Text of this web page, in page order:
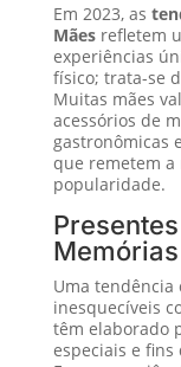
Em 2023, as
Mãesrefletem
experiências
físico; trata-se
Muitas mães
acessórios de
gastronômicas
que remetem a
popularidade.
Uma tendência
inesquecíveis
têm elaborado
especiais e